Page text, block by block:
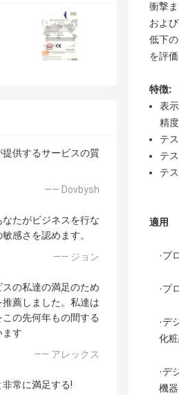
供するサービスの質
—— Dovbysh
たがビジネスを行な
感さを認めます。
—— ジョン
の私達の満足のため
薦しました。私達は
の先何年もの間する
ます
—— アレックス
常に満足する!
衝撃
およ
低下
を評
特徴:
表
精
テ
テ
テ
適用
·プ
·プ
·デ
化
·デ
機